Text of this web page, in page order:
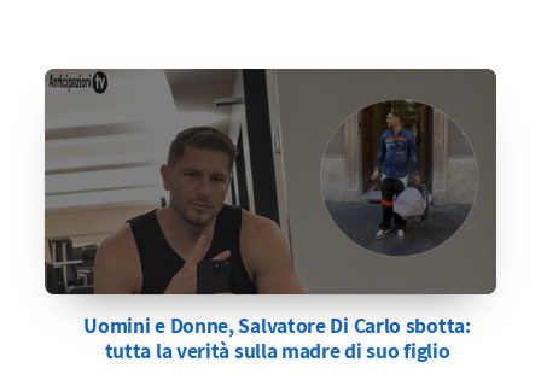
Uomini e Donne, Salvatore Di Carlo sbotta:
tutta la verità sulla madre di suo figlio